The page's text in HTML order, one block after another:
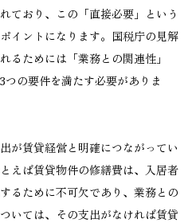
ており、この「直接必要」という
イントになります。国税庁の見解
るためには「業務との関連性」
つの要件を満たす必要がありま
が賃貸経営と明確につながってい
えば賃貸物件の修繕費は、入居者
るために不可欠であり、業務との
いては、その支出がなければ賃貸